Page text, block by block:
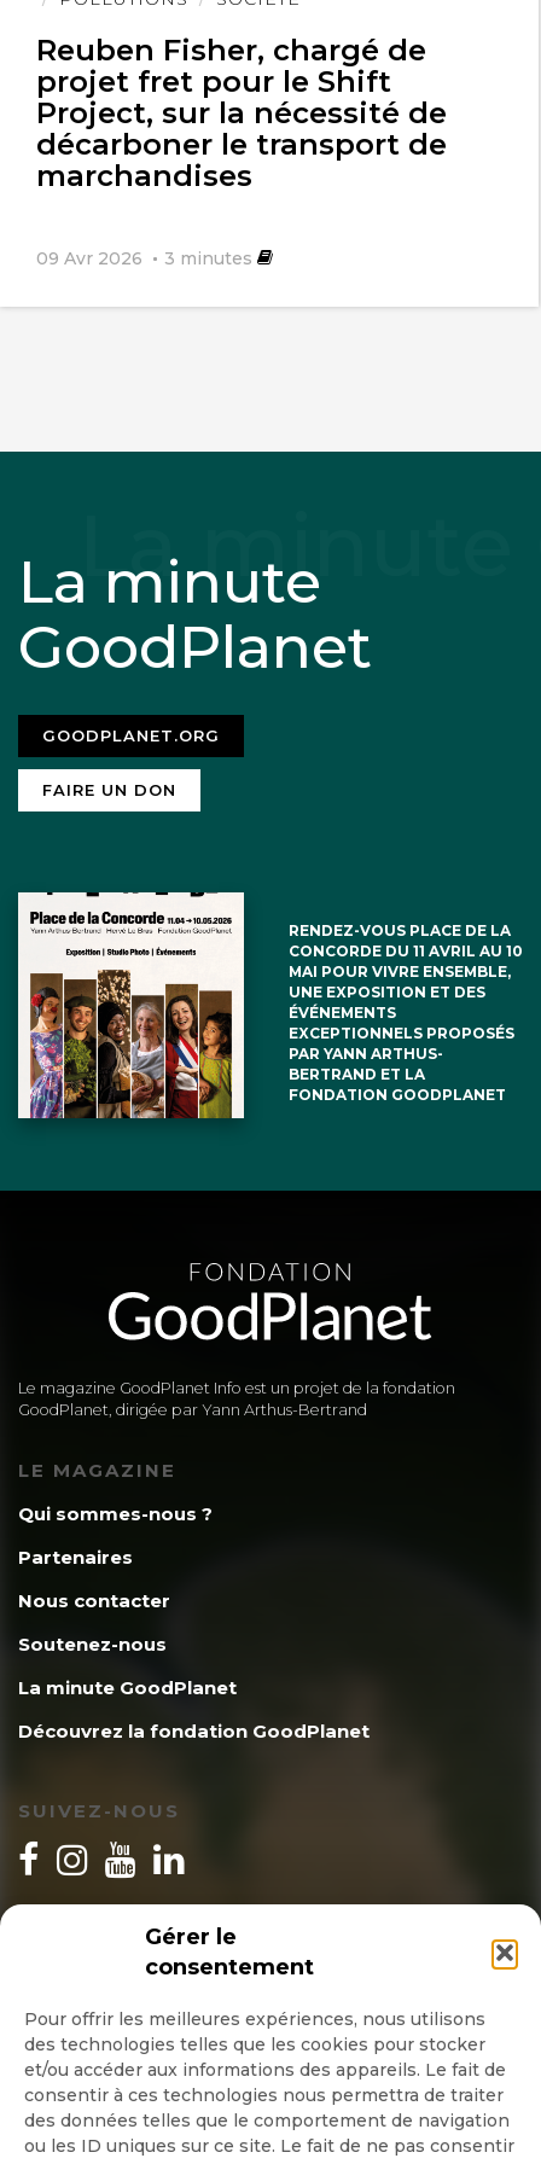
Gérer le
consentement
Pour offrir les meilleures expériences, nous utilisons
des technologies telles que les cookies pour stocker
et/ou accéder aux informations des appareils. Le fait de
consentir à ces technologies nous permettra de traiter
des données telles que le comportement de navigation
ou les ID uniques sur ce site. Le fait de ne pas consentir
Reuben Fisher, chargé de
projet fret pour le Shift
Project, sur la nécessité de
décarboner le transport de
marchandises
09 Avr 2026 3 minutes
La minute
GoodPlanet
GOODPLANET.ORG
FAIRE UN DON
RENDEZ-VOUS PLACE DE LA
CONCORDE DU 11 AVRIL AU 10
MAI POUR VIVRE ENSEMBLE,
UNE EXPOSITION ET DES
ÉVÉNEMENTS
EXCEPTIONNELS PROPOSÉS
PAR YANN ARTHUS-
BERTRAND ET LA
FONDATION GOODPLANET
Le magazine GoodPlanet Info est un projet de la fondation
GoodPlanet, dirigée par Yann Arthus-Bertrand
LE MAGAZINE
Qui sommes-nous ?
Partenaires
Nous contacter
Soutenez-nous
La minute GoodPlanet
Découvrez la fondation GoodPlanet
SUIVEZ-NOUS
INSCRIPTION NEWSLETTER
Quotidienne
Hebdo